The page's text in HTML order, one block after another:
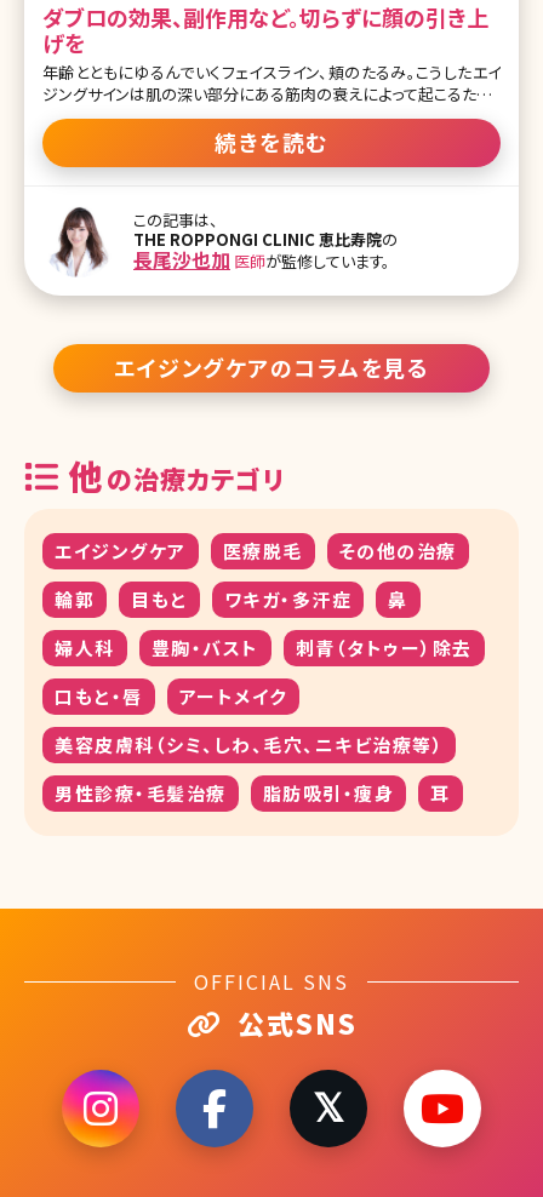
ダブロの効果、副作用など。切らずに顔の引き上
げを
年齢とともにゆるんでいくフェイスライン、頬のたるみ。こうしたエイ
ジングサインは肌の深い部分にある筋肉の衰えによって起こるため、
化粧品で解消することは、まず不可能と言われています。とはいえ、た
るみは放置しておくとどんどん進行してしまうもの。でも、切開するフ
ェイスリフトの手術は怖いという方がほとんどですよね。そこで、検討
が高い「ダブロ」という施術です。ここではダブロがどんな施術なのか
について、詳しく説明していきます。 目次 1. 切らずに顔の筋膜層にア
プローチ!ダブロってどんな施術? 1-1.ダブロとは 1-2.ダブロの効果と
照射可能範囲 1-3.ダブロはどんな人に向いている? 1-4.ダブロとウル
セラ、サーマクールの違い 1-5.ダブロのダウンタイム・副作用 1-6.ダ
続きを読む
この記事は、
THE ROPPONGI CLINIC 恵比寿院の
長尾沙也加 医師が監修しています。
エイジングケアのコラムを見る
他の治療カテゴリ
エイジングケア 医療脱毛
その他の治療
輪郭
目もと ワキガ・多汗症
鼻
婦人科
豊胸・バスト
刺青（タトゥー）除去
口もと・唇
アートメイク
美容皮膚科（シミ、しわ、毛穴、ニキビ治療等）
男性診療・毛髪治療
脂肪吸引・痩身 耳
OFFICIAL SNS
公式SNS